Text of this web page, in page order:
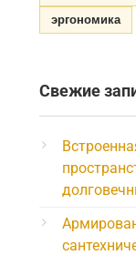
эргономика
Свежие